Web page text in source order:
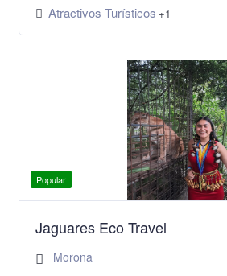
Atractivos Turísticos +1
Popular
Jaguares Eco Travel
Morona